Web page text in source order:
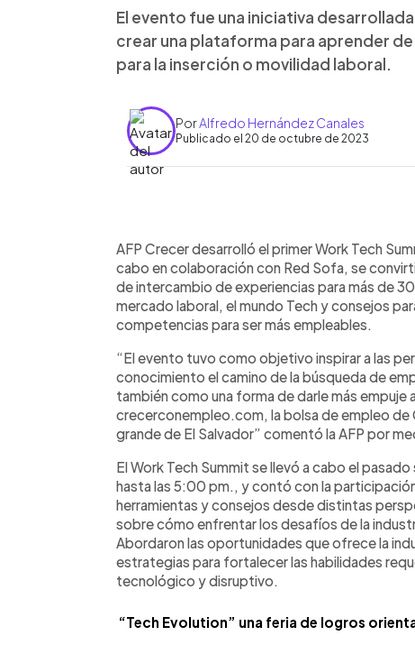
El evento fue una iniciativa
crear una plataforma para aprender
para la inserción o movilidad laboral.
PorAlfredo Hernández Canales
Publicado el 20 de octubre de 2023
Escuchar artículo
AFP Crecer desarrolló el primer Work Tech
cabo en colaboración con Red Sofa, se
de intercambio de experiencias para más de
mercado laboral, el mundo Tech y consejos
competencias para ser más empleables.
“El evento tuvo como objetivo inspirar a las
conocimiento el camino de la búsqueda de
también como una forma de darle más empuje
crecerconempleo.com, la bolsa de empleo de
grande de El Salvador” comentó la AFP por
El Work Tech Summit se llevó a cabo el
hasta las 5:00 pm., y contó con la
herramientas y consejos desde distintas
sobre cómo enfrentar los desafíos de la
Abordaron las oportunidades que ofrece la
estrategias para fortalecer las habilidades
tecnológico y disruptivo.
“Tech Evolution” una feria de logros